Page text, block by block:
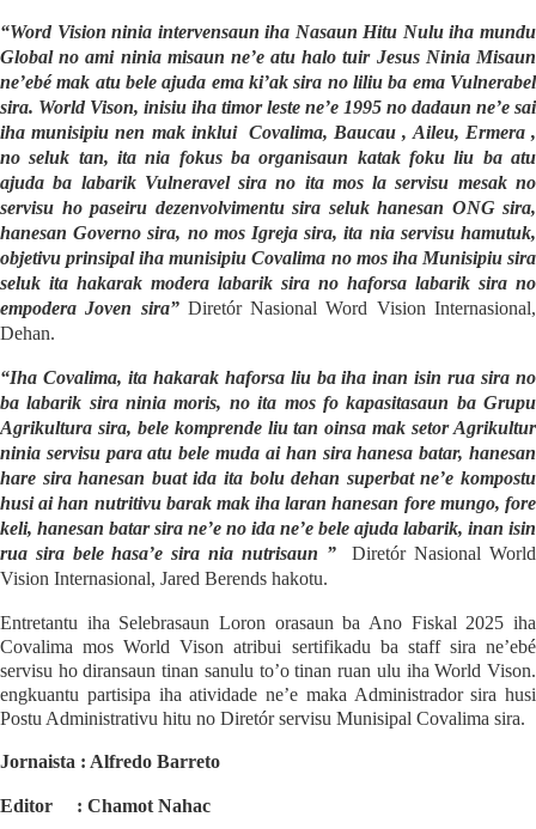
“Word Vision ninia intervensaun iha Nasaun Hitu Nulu iha mundu
Global no ami ninia misaun ne’e atu halo tuir Jesus Ninia Misaun
ne’ebé mak atu bele ajuda ema ki’ak sira no liliu ba ema Vulnerabel
sira. World Vison, inisiu iha timor leste ne’e 1995 no dadaun ne’e sai
iha munisipiu nen mak inklui Covalima, Baucau , Aileu, Ermera ,
no seluk tan, ita nia fokus ba organisaun katak foku liu ba atu
ajuda ba labarik Vulneravel sira no ita mos la servisu mesak no
servisu ho paseiru dezenvolvimentu sira seluk hanesan ONG sira,
hanesan Governo sira, no mos Igreja sira, ita nia servisu hamutuk,
objetivu prinsipal iha munisipiu Covalima no mos iha Munisipiu sira
seluk ita hakarak modera labarik sira no haforsa labarik sira no
empodera Joven sira”Diretór Nasional Word Vision Internasional,
Dehan.
“Iha Covalima, ita hakarak haforsa liu ba iha inan isin rua sira no
ba labarik sira ninia moris, no ita mos fo kapasitasaun ba Grupu
Agrikultura sira, bele komprende liu tan oinsa mak setor Agrikultur
ninia servisu para atu bele muda ai han sira hanesa batar, hanesan
hare sira hanesan buat ida ita bolu dehan superbat ne’e kompostu
husi ai han nutritivu barak mak iha laran hanesan fore mungo, fore
keli, hanesan batar sira ne’e no ida ne’e bele ajuda labarik, inan isin
rua sira bele hasa’e sira nia nutrisaun ”
Diretór Nasional World
Vision Internasional, Jared Berends hakotu.
Entretantu iha Selebrasaun Loron orasaun ba Ano Fiskal 2025 iha
Covalima mos World Vison atribui sertifikadu ba staff sira ne’ebé
servisu ho diransaun tinan sanulu to’o tinan ruan ulu iha World Vison.
engkuantu partisipa iha atividade ne’e maka Administrador sira husi
Postu Administrativu hitu no Diretór servisu Munisipal Covalima sira.
Jornaista : Alfredo Barreto
Editor : Chamot Nahac